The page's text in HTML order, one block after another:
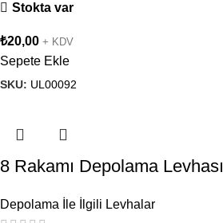
Stokta var
₺20,00 + KDV
Sepete Ekle
SKU: UL00092
8 Rakamı Depolama Levhası
Depolama İle İlgili Levhalar